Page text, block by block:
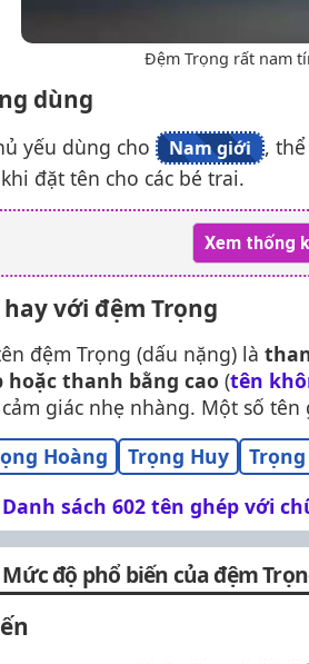
Đệm Trọng rất nam
dùng
yếu dùng cho Nam giới
,
đặt tên cho các bé trai.
Xem thống
với đệm Trọng
đệm Trọng (dấu nặng) là
thanh bằng cao (tên
giác nhẹ nhàng. Một số
Hoàng Trọng Huy
Danh sách 602 tên ghép với
độ phổ biến của đệm